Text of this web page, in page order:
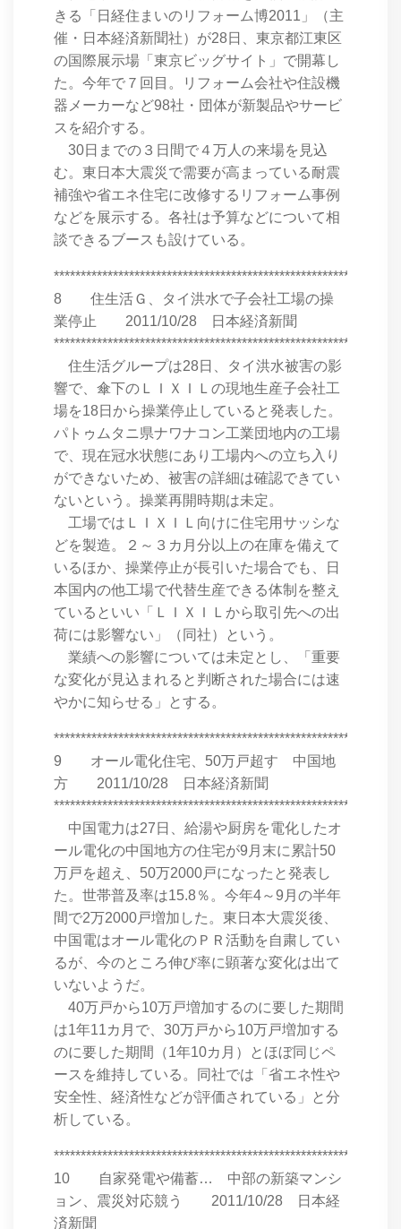
きる「日経住まいのリフォーム博2011」（主
催・日本経済新聞社）が28日、東京都江東区
の国際展示場「東京ビッグサイト」で開幕し
た。今年で７回目。リフォーム会社や住設機
器メーカーなど98社・団体が新製品やサービ
スを紹介する。
30日までの３日間で４万人の来場を見込
む。東日本大震災で需要が高まっている耐震
補強や省エネ住宅に改修するリフォーム事例
などを展示する。各社は予算などについて相
談できるブースも設けている。
8 住生活Ｇ、タイ洪水で子会社工場の操
業停止 2011/10/28 日本経済新聞
住生活グループは28日、タイ洪水被害の影
響で、傘下のＬＩＸＩＬの現地生産子会社工
場を18日から操業停止していると発表した。
パトゥムタニ県ナワナコン工業団地内の工場
で、現在冠水状態にあり工場内への立ち入り
ができないため、被害の詳細は確認できてい
ないという。操業再開時期は未定。
工場ではＬＩＸＩＬ向けに住宅用サッシな
どを製造。２～３カ月分以上の在庫を備えて
いるほか、操業停止が長引いた場合でも、日
本国内の他工場で代替生産できる体制を整え
ているといい「ＬＩＸＩＬから取引先への出
荷には影響ない」（同社）という。
業績への影響については未定とし、「重要
な変化が見込まれると判断された場合には速
やかに知らせる」とする。
9 オール電化住宅、50万戸超す 中国地
方 2011/10/28 日本経済新聞
中国電力は27日、給湯や厨房を電化したオ
ール電化の中国地方の住宅が9月末に累計50
万戸を超え、50万2000戸になったと発表し
た。世帯普及率は15.8％。今年4～9月の半年
間で2万2000戸増加した。東日本大震災後、
中国電はオール電化のＰＲ活動を自粛してい
るが、今のところ伸び率に顕著な変化は出て
いないようだ。
40万戸から10万戸増加するのに要した期間
は1年11カ月で、30万戸から10万戸増加する
のに要した期間（1年10カ月）とほぼ同じペ
ースを維持している。同社では「省エネ性や
安全性、経済性などが評価されている」と分
析している。
10 自家発電や備蓄… 中部の新築マンシ
ョン、震災対応競う 2011/10/28 日本経
済新聞